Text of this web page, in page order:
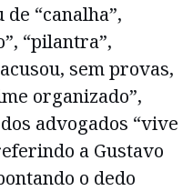
“canalha”,
“pilantra”,
sem provas,
organizado”,
advogados “vive
a Gustavo
o dedo